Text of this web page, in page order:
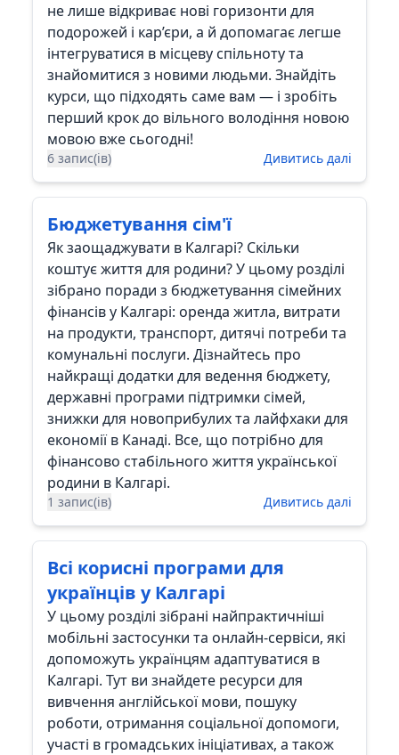
не лише відкриває нові горизонти для
подорожей і кар’єри, а й допомагає легше
інтегруватися в місцеву спільноту та
знайомитися з новими людьми. Знайдіть
курси, що підходять саме вам — і зробіть
перший крок до вільного володіння новою
мовою вже сьогодні!
6 запис(ів) Дивитись далі
Бюджетування сім'ї
Як заощаджувати в Калгарі? Скільки
коштує життя для родини? У цьому розділі
зібрано поради з бюджетування сімейних
фінансів у Калгарі: оренда житла, витрати
на продукти, транспорт, дитячі потреби та
комунальні послуги. Дізнайтесь про
найкращі додатки для ведення бюджету,
державні програми підтримки сімей,
знижки для новоприбулих та лайфхаки для
економії в Канаді. Все, що потрібно для
фінансово стабільного життя української
родини в Калгарі.
1 запис(ів) Дивитись далі
Всі корисні програми для
українців у Калгарі
У цьому розділі зібрані найпрактичніші
мобільні застосунки та онлайн-сервіси, які
допоможуть українцям адаптуватися в
Калгарі. Тут ви знайдете ресурси для
вивчення англійської мови, пошуку
роботи, отримання соціальної допомоги,
участі в громадських ініціативах, а також